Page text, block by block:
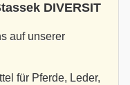
DIVERSIT
auf unserer
für Pferde, Leder,